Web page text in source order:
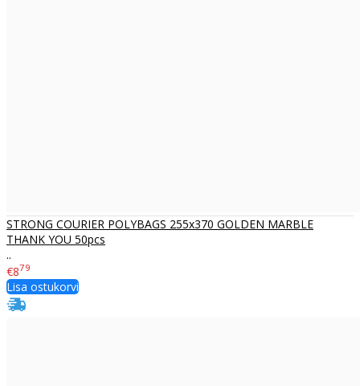
STRONG COURIER POLYBAGS 255x370 GOLDEN MARBLE
THANK YOU 50pcs
..
€879
Lisa ostukorvi